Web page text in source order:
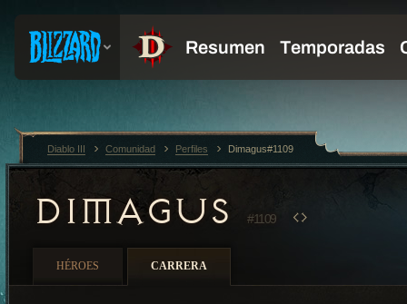
DIMAGUS #1109
HÉROES CARRERA
Diablo III Comunidad Perfiles Dimagus#1109